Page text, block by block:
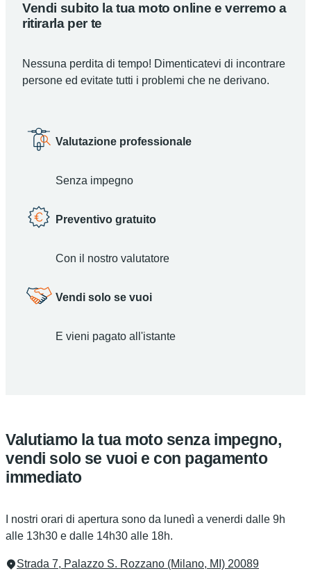
Vendi subito la tua moto online e verremo a
ritirarla per te
Nessuna perdita di tempo! Dimenticatevi di incontrare
persone ed evitate tutti i problemi che ne derivano.
Valutazione professionale
Senza impegno
Preventivo gratuito
Con il nostro valutatore
Vendi solo se vuoi
E vieni pagato all'istante
Valutiamo la tua moto senza impegno,
vendi solo se vuoi e con pagamento
immediato
I nostri orari di apertura sono da lunedì a venerdi dalle 9h
alle 13h30 e dalle 14h30 alle 18h.
Strada 7, Palazzo S. Rozzano (Milano, MI) 20089